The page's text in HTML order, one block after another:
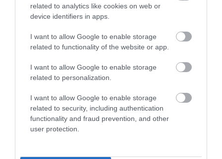
related to analytics like cookies on web or
device identifiers in apps.
I want to allow Google to enable storage
related to functionality of the website or app.
I want to allow Google to enable storage
related to personalization.
I want to allow Google to enable storage
related to security, including authentication
functionality and fraud prevention, and other
user protection.
456 167 251